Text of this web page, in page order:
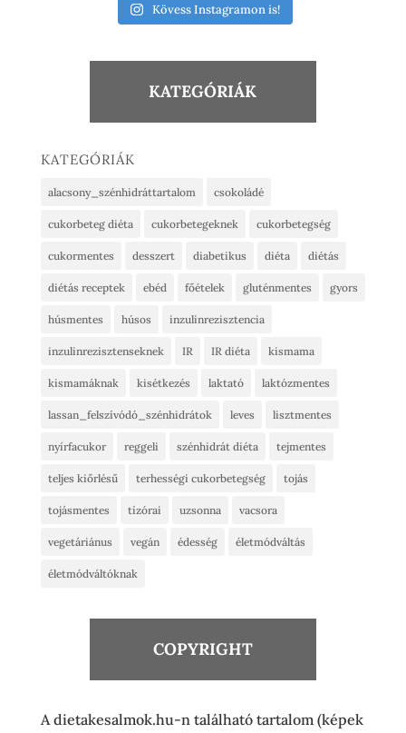
Kövess Instagramon is!
KATEGÓRIÁK
KATEGÓRIÁK
alacsony_szénhidráttartalom csokoládé
cukorbeteg diéta cukorbetegeknek cukorbetegség
cukormentes desszert diabetikus diéta diétás
diétás receptek ebéd főételek gluténmentes gyors
húsmentes húsos inzulinrezisztencia
inzulinrezisztenseknek IR IR diéta kismama
kismamáknak kisétkezés laktató laktózmentes
lassan_felszívódó_szénhidrátok leves lisztmentes
nyírfacukor reggeli szénhidrát diéta tejmentes
teljes kiőrlésű terhességi cukorbetegség tojás
tojásmentes tízórai uzsonna vacsora
vegetáriánus vegán édesség életmódváltás
életmódváltóknak
COPYRIGHT
A dietakesalmok.hu-n található tartalom (képek